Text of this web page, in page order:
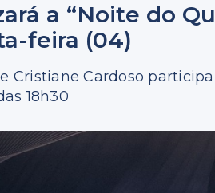
a “Noite do
feira (04)
Cristiane Cardoso
18h30